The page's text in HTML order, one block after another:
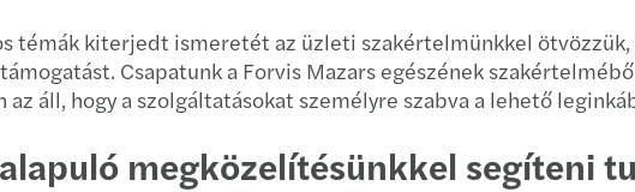
témák kiterjedt ismeretét az üzleti szakértelmünkkel
Csapatunk a Forvis Mazars egészének
az áll, hogy a szolgáltatásokat személyre szabva a lehető
megközelítésünkkel segíteni